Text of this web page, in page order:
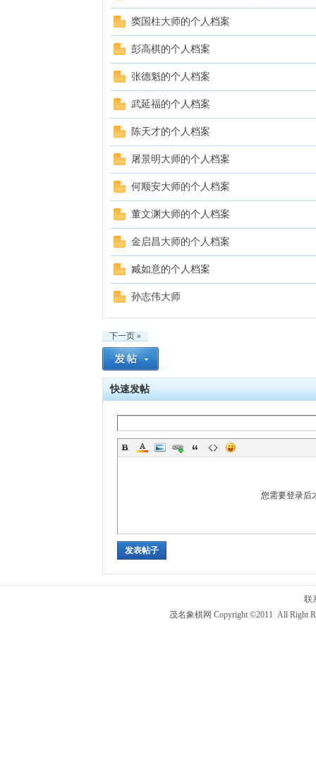
窦国柱大师的个人档案
彭高棋的个人档案
张德魁的个人档案
武延福的个人档案
陈天才的个人档案
屠景明大师的个人档案
何顺安大师的个人档案
董文渊大师的个人档案
金启昌大师的个人档案
臧如意的个人档案
孙志伟大师
下一页 »
快速发帖
您需要登录后
发表帖子
联
茂名象棋网 Copyright ©2011 All Right